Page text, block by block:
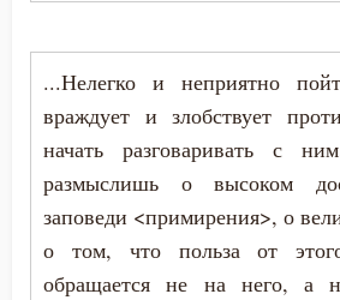
...Нелегко и неприятно
враждует и злобствует
начать разговаривать с
размыслишь о высоком
заповеди <примирения>, о
о том, что польза от
обращается не на него, а